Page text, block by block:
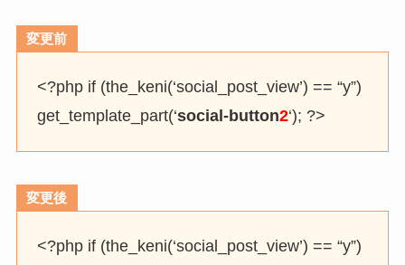
変更前
<?php if (the_keni(‘social_post_view’) == “y”)
get_template_part(‘social-button2‘); ?>
変更後
<?php if (the_keni(‘social_post_view’) == “y”)